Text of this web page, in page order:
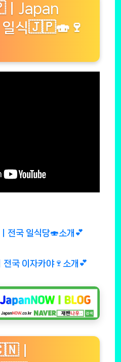
Japan
식🇯🇵🍣🍷
전국 일식당🍣소개💕
국 이자카야🍷소개💕
ㅣ